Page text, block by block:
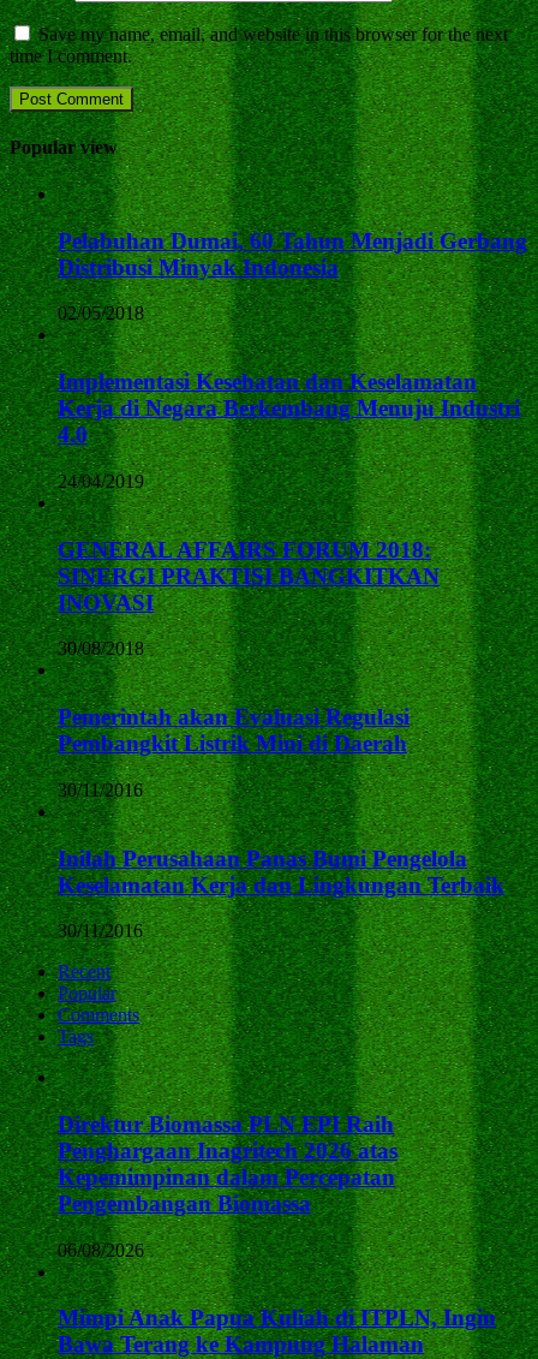
Save my name, email, and website in this browser for the next
time I comment.
Popular view
Pelabuhan Dumai, 60 Tahun Menjadi Gerbang
Distribusi Minyak Indonesia
02/05/2018
Implementasi Kesehatan dan Keselamatan
Kerja di Negara Berkembang Menuju Industri
4.0
24/04/2019
GENERAL AFFAIRS FORUM 2018:
SINERGI PRAKTISI BANGKITKAN
INOVASI
30/08/2018
Pemerintah akan Evaluasi Regulasi
Pembangkit Listrik Mini di Daerah
30/11/2016
Inilah Perusahaan Panas Bumi Pengelola
Keselamatan Kerja dan Lingkungan Terbaik
30/11/2016
Recent
Popular
Comments
Tags
Direktur Biomassa PLN EPI Raih
Penghargaan Inagritech 2026 atas
Kepemimpinan dalam Percepatan
Pengembangan Biomassa
06/08/2026
Mimpi Anak Papua Kuliah di ITPLN, Ingin
Bawa Terang ke Kampung Halaman